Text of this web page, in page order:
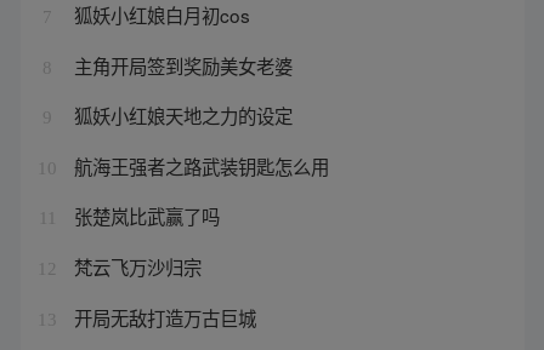
7 狐妖小红娘白月初cos
8 主角开局签到奖励美女老婆
9 狐妖小红娘天地之力的设定
10 航海王强者之路武装钥匙怎么用
张楚岚比武赢了吗
12 梵云飞万沙归宗
13 开局无敌打造万古巨城